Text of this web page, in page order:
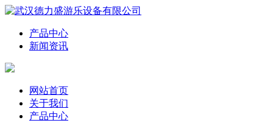
产品中心
新闻资讯
网站首页
关于我们
产品中心